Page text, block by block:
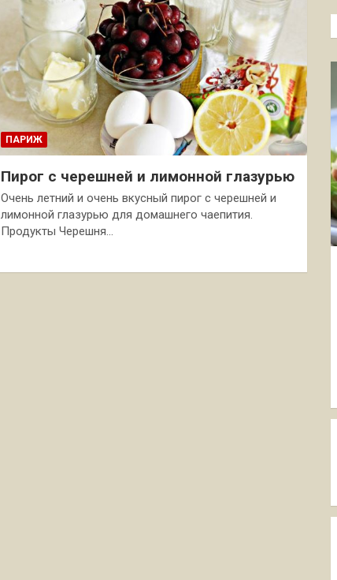
ПАРИЖ
Пирог с черешней и лимонной глазурью
Очень летний и очень вкусный пирог с черешней и
лимонной глазурью для домашнего чаепития.
Продукты Черешня…